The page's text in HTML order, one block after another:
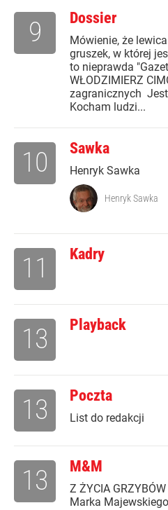
Dossier
Mówienie, że
gruszek, w której
to nieprawda
WŁODZIMIERZ
zagranicznych
Kocham ludzi...
9
Sawka
Henryk Sawka
10
Henryk Sawka
Kadry
11
Playback
13
Poczta
List do redakcji
13
M&M
Z ŻYCIA
Marka Majewskiego
13